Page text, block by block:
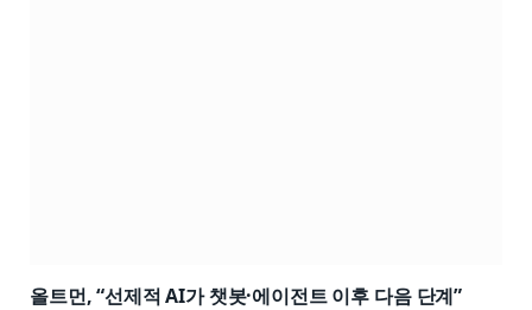
올트먼, “선제적 AI가 챗봇·에이전트 이후 다음 단계”